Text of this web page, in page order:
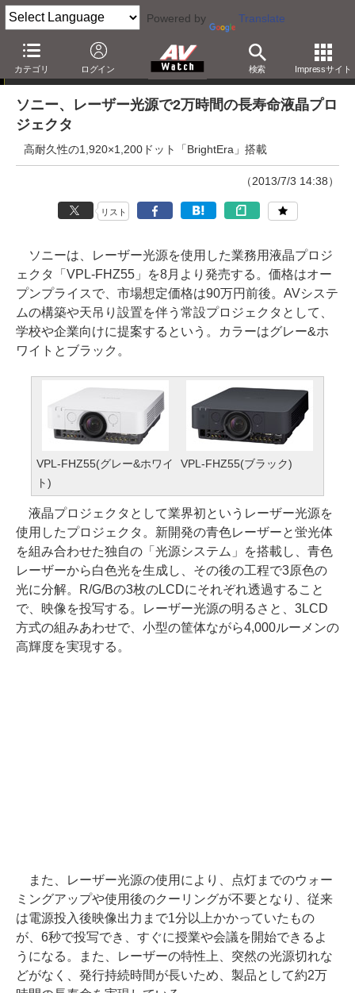
Powered by Translate
カテゴリ ログイン 検索 Impressサイト
ニュース
ソニー、レーザー光源で2万時間の長寿命液晶プロ
ジェクタ
高耐久性の1,920×1,200ドット「BrightEra」搭載
（2013/7/3 14:38）
リスト
ソニーは、レーザー光源を使用した業務用液晶プロジ
ェクタ「VPL-FHZ55」を8月より発売する。価格はオー
プンプライスで、市場想定価格は90万円前後。AVシステ
ムの構築や天吊り設置を伴う常設プロジェクタとして、
学校や企業向けに提案するという。カラーはグレー&ホ
ワイトとブラック。
VPL-FHZ55(グレー&ホワイ
ト)
VPL-FHZ55(ブラック)
液晶プロジェクタとして業界初というレーザー光源を
使用したプロジェクタ。新開発の青色レーザーと蛍光体
を組み合わせた独自の「光源システム」を搭載し、青色
レーザーから白色光を生成し、その後の工程で3原色の
光に分解。R/G/Bの3枚のLCDにそれぞれ透過すること
で、映像を投写する。レーザー光源の明るさと、3LCD
方式の組みあわせで、小型の筐体ながら4,000ルーメンの
高輝度を実現する。
また、レーザー光源の使用により、点灯までのウォー
ミングアップや使用後のクーリングが不要となり、従来
は電源投入後映像出力まで1分以上かかっていたもの
が、6秒で投写でき、すぐに授業や会議を開始できるよ
うになる。また、レーザーの特性上、突然の光源切れな
どがなく、発行持続時間が長いため、製品として約2万